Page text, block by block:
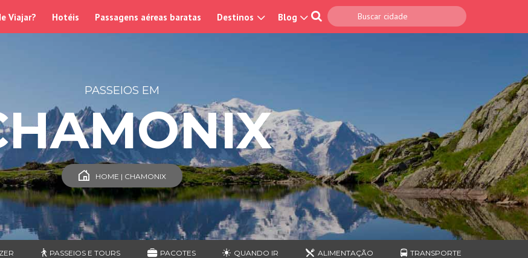
Viajar? Hotéis Passagens aéreas baratas Destinos Blog
PASSEIOS EM
HOME | CHAMONIX
PASSEIOS E TOURS PACOTES QUANDO IR ALIMENTAÇÃO TRANSPORTE